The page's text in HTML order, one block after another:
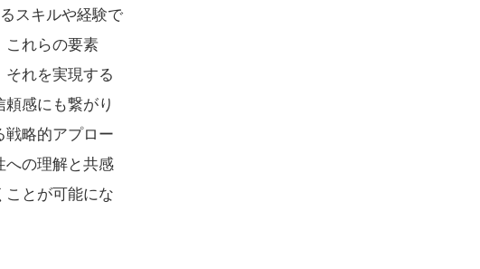
スキルや経験で
これらの要素
れを実現する
感にも繋がり
戦略的アプロー
への理解と共感
ことが可能にな